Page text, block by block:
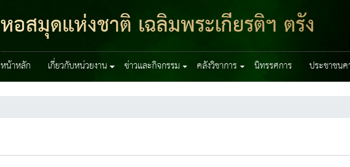
หอสมุดแห่งชาติ เฉลิมพระเกียรติฯ ตรัง
หน้าหลัก เกี่ยวกับหน่วยงาน ข่าวและกิจกรรม คลังวิชาการ นิทรรศการ ประชาชน